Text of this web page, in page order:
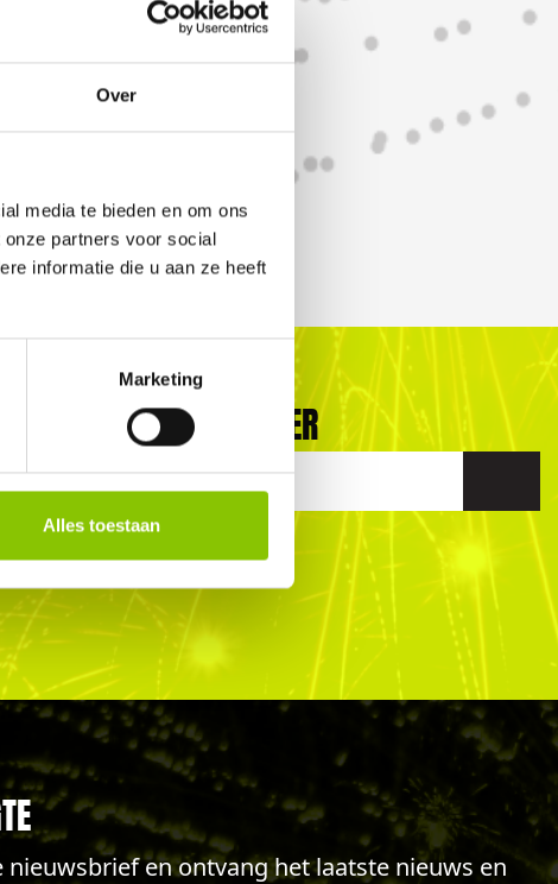
Over
media te bieden en om ons
partners voor social
informatie die u aan ze heeft
Marketing
Alles toestaan
VIND MIJN DEALER
nieuwsbrief en ontvang het laatste nieuws en